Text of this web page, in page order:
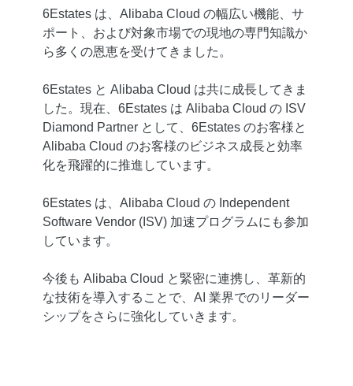
6Estates は、Alibaba Cloud の幅広い機能、サ
ポート、および対象市場での現地の専門知識か
ら多くの恩恵を受けてきました。
6Estates と Alibaba Cloud は共に成長してきま
した。現在、6Estates は Alibaba Cloud の ISV
Diamond Partner として、6Estates のお客様と
Alibaba Cloud のお客様のビジネス成長と効率
化を飛躍的に推進しています。
6Estates は、Alibaba Cloud の Independent
Software Vendor (ISV) 加速プログラムにも参加
しています。
今後も Alibaba Cloud と緊密に連携し、革新的
な技術を導入することで、AI 業界でのリーダー
シップをさらに強化していきます。